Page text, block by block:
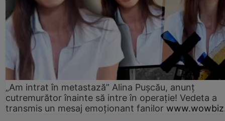
„Am intrat în metastază” Alina Pușcău, anunț
cutremurător înainte să intre în operație! Vedeta a
transmis un mesaj emoționant fanilor